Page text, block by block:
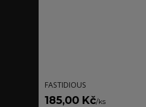
FASTIDIOUS
185,00 Kč/ks